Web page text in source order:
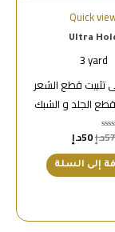
Quick
Ultra
3 yard
تثبيت قطع الشعر
الجلد و الشبك
تم
التقييم
57د.إ50د.إ
إلى السلة